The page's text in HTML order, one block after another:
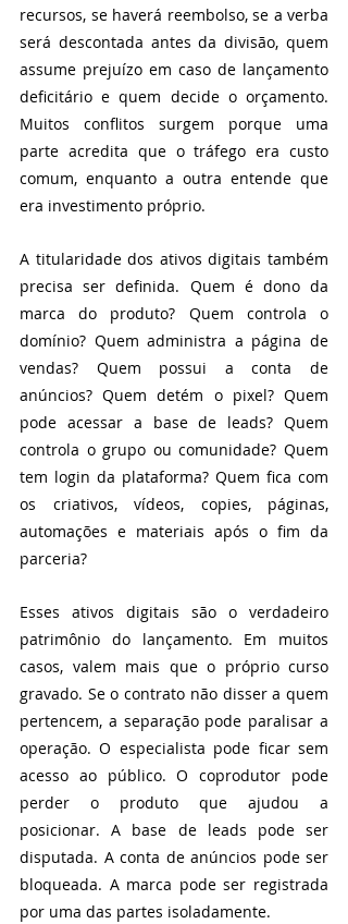
recursos, se haverá reembolso, se a verba
será descontada antes da divisão, quem
assume prejuízo em caso de lançamento
deficitário e quem decide o orçamento.
Muitos conflitos surgem porque uma
parte acredita que o tráfego era custo
comum, enquanto a outra entende que
era investimento próprio.
A titularidade dos ativos digitais também
precisa ser definida. Quem é dono da
marca do produto? Quem controla o
domínio? Quem administra a página de
vendas? Quem possui a conta de
anúncios? Quem detém o pixel? Quem
pode acessar a base de leads? Quem
controla o grupo ou comunidade? Quem
tem login da plataforma? Quem fica com
os criativos, vídeos, copies, páginas,
automações e materiais após o fim da
parceria?
Esses ativos digitais são o verdadeiro
patrimônio do lançamento. Em muitos
casos, valem mais que o próprio curso
gravado. Se o contrato não disser a quem
pertencem, a separação pode paralisar a
operação. O especialista pode ficar sem
acesso ao público. O coprodutor pode
perder o produto que ajudou a
posicionar. A base de leads pode ser
disputada. A conta de anúncios pode ser
bloqueada. A marca pode ser registrada
por uma das partes isoladamente.